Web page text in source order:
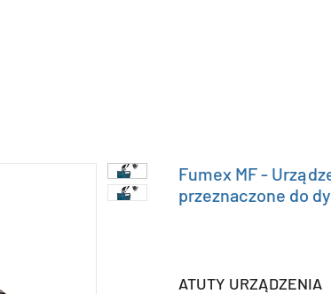
Fumex MF -
przeznaczone do
ATUTY URZĄDZENIA